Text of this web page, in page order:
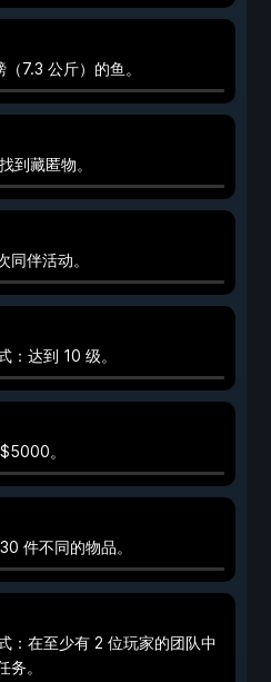
7.3 公斤）的鱼。
到藏匿物。
同伴活动。
：达到 10 级。
。
件不同的物品。
：在至少有 2 位玩家的团队中
务。